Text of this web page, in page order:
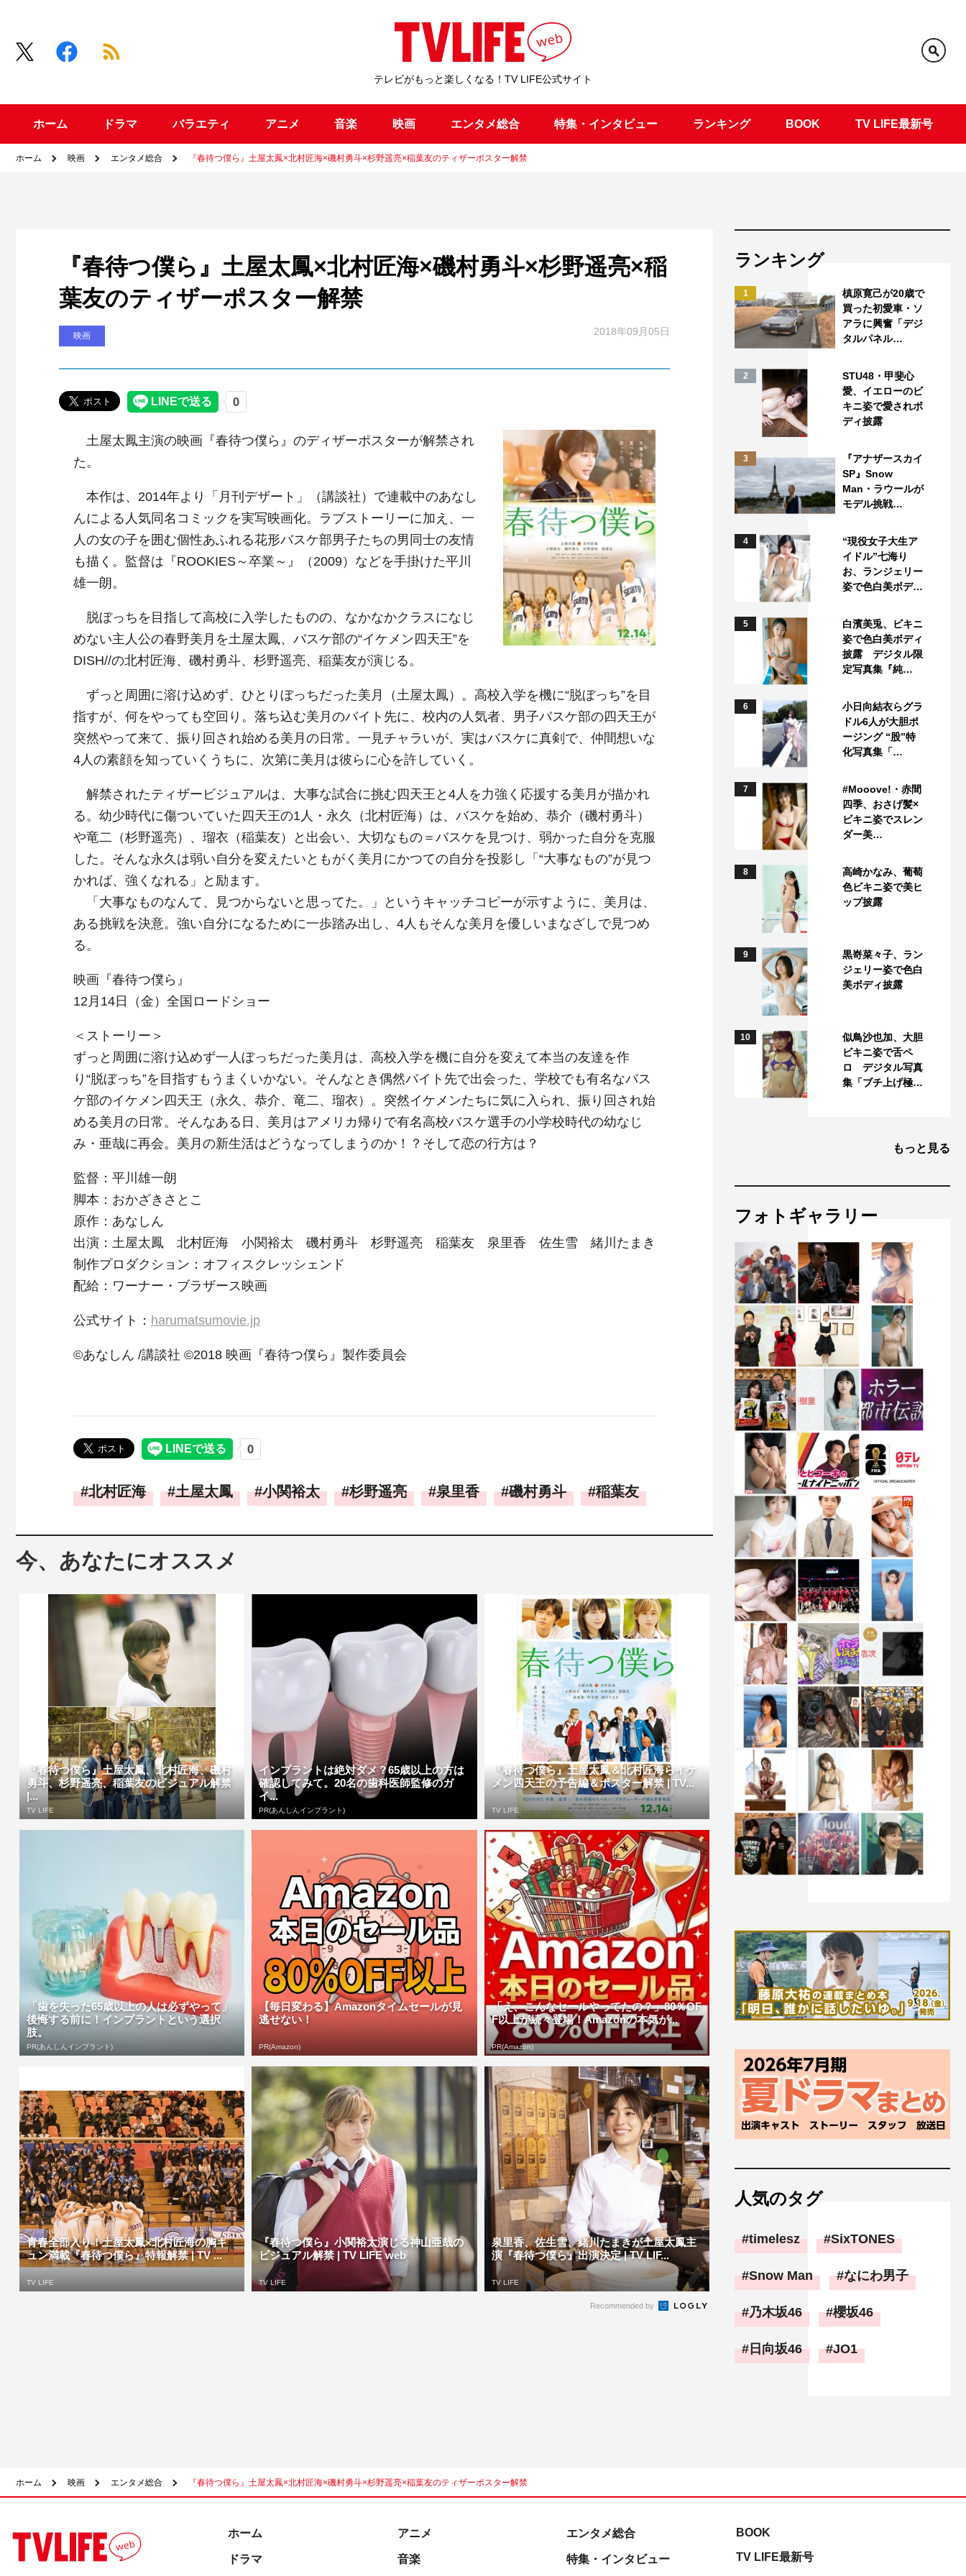
テレビがもっと楽しくなる！TV LIFE公式サイト
ホーム ドラマ バラエティ アニメ 音楽 映画 エンタメ総合 特集・インタビュー ランキング BOOK TV LIFE最新号
ホーム 映画 エンタメ総合 『春待つ僕ら』土屋太鳳×北村匠海×磯村勇斗×杉野遥亮×稲葉友のティザーポスター解禁
『春待つ僕ら』土屋太鳳×北村匠海×磯村勇斗×杉野遥亮×稲
葉友のティザーポスター解禁
映画 2018年09月05日
土屋太鳳主演の映画『春待つ僕ら』のディザーポスターが解禁され
た。
本作は、2014年より「月刊デザート」（講談社）で連載中のあなし
んによる人気同名コミックを実写映画化。ラブストーリーに加え、一
人の女の子を囲む個性あふれる花形バスケ部男子たちの男同士の友情
も描く。監督は『ROOKIES～卒業～』（2009）などを手掛けた平川
雄一朗。
脱ぼっちを目指して高校に入学したものの、なかなかクラスになじ
めない主人公の春野美月を土屋太鳳、バスケ部の“イケメン四天王”を
DISH//の北村匠海、磯村勇斗、杉野遥亮、稲葉友が演じる。
ずっと周囲に溶け込めず、ひとりぼっちだった美月（土屋太鳳）。高校入学を機に“脱ぼっち”を目
指すが、何をやっても空回り。落ち込む美月のバイト先に、校内の人気者、男子バスケ部の四天王が
突然やって来て、振り回され始める美月の日常。一見チャラいが、実はバスケに真剣で、仲間想いな
4人の素顔を知っていくうちに、次第に美月は彼らに心を許していく。
解禁されたティザービジュアルは、大事な試合に挑む四天王と4人を力強く応援する美月が描かれ
る。幼少時代に傷ついていた四天王の1人・永久（北村匠海）は、バスケを始め、恭介（磯村勇斗）
や竜二（杉野遥亮）、瑠衣（稲葉友）と出会い、大切なもの＝バスケを見つけ、弱かった自分を克服
した。そんな永久は弱い自分を変えたいともがく美月にかつての自分を投影し「“大事なもの”が見つ
かれば、強くなれる」と励ます。
「大事なものなんて、見つからないと思ってた。」というキャッチコピーが示すように、美月は、
ある挑戦を決意。強い自分になるために一歩踏み出し、4人もそんな美月を優しいまなざしで見つめ
る。
映画『春待つ僕ら』
12月14日（金）全国ロードショー
＜ストーリー＞
ずっと周囲に溶け込めず一人ぼっちだった美月は、高校入学を機に自分を変えて本当の友達を作
り“脱ぼっち”を目指すもうまくいかない。そんなとき偶然バイト先で出会った、学校でも有名なバス
ケ部のイケメン四天王（永久、恭介、竜二、瑠衣）。突然イケメンたちに気に入られ、振り回され始
める美月の日常。そんなある日、美月はアメリカ帰りで有名高校バスケ選手の小学校時代の幼なじ
み・亜哉に再会。美月の新生活はどうなってしまうのか！？そして恋の行方は？
監督：平川雄一朗
脚本：おかざきさとこ
原作：あなしん
出演：土屋太鳳 北村匠海 小関裕太 磯村勇斗 杉野遥亮 稲葉友 泉里香 佐生雪 緒川たまき
制作プロダクション：オフィスクレッシェンド
配給：ワーナー・ブラザース映画
公式サイト： harumatsumovie.jp
©あなしん /講談社 ©2018 映画『春待つ僕ら』製作委員会
北村匠海 土屋太鳳 小関裕太 杉野遥亮 泉里香 磯村勇斗 稲葉友
今、あなたにオススメ
『春待つ僕ら』土屋太鳳、北村匠海、磯村
勇斗、杉野遥亮、稲葉友のビジュアル解禁
|...
TV LIFE
インプラントは絶対ダメ？65歳以上の方は
確認してみて。20名の歯科医師監修のガ
イ...
PR(あんしんインプラント)
『春待つ僕ら』土屋太鳳＆北村匠海らイケ
メン四天王の予告編＆ポスター解禁 | TV...
TV LIFE
「歯を失った65歳以上の人は必ずやって」
後悔する前に！インプラントという選択
肢。
PR(あんしんインプラント)
【毎日変わる】Amazonタイムセールが見
逃せない！
PR(Amazon)
「え、こんなセールやってたの？」80％OF
F以上が続々登場！Amazonの本気が...
PR(Amazon)
青春全部入り！土屋太鳳×北村匠海の胸キ
ュン満載『春待つ僕ら』特報解禁 | TV ...
TV LIFE
『春待つ僕ら』小関裕太演じる神山亜哉の
ビジュアル解禁 | TV LIFE web
TV LIFE
泉里香、佐生雪、緒川たまきが土屋太鳳主
演『春待つ僕ら』出演決定 | TV LIF...
TV LIFE
Recommended by
ランキング
1
槙原寛己が20歳で
買った初愛車・ソ
アラに興奮「デジ
タルパネル…
2
STU48・甲斐心
愛、イエローのビ
キニ姿で愛されボ
ディ披露
3
『アナザースカイ
SP』Snow
Man・ラウールが
モデル挑戦…
4
“現役女子大生ア
イドル”七海り
お、ランジェリー
姿で色白美ボデ…
5
白濱美兎、ビキニ
姿で色白美ボディ
披露 デジタル限
定写真集『純…
6
小日向結衣らグラ
ドル6人が大胆ポ
ージング “股”特
化写真集「…
7
#Mooove!・赤間
四季、おさげ髪×
ビキニ姿でスレン
ダー美…
8
高崎かなみ、葡萄
色ビキニ姿で美ヒ
ップ披露
9
黒嵜菜々子、ラン
ジェリー姿で色白
美ボディ披露
10
似鳥沙也加、大胆
ビキニ姿で舌ペ
ロ デジタル写真
集「ブチ上げ極…
もっと見る
フォトギャラリー
人気のタグ
timelesz SixTONES
Snow Man なにわ男子
乃木坂46 櫻坂46
日向坂46 JO1
ホーム 映画 エンタメ総合 『春待つ僕ら』土屋太鳳×北村匠海×磯村勇斗×杉野遥亮×稲葉友のティザーポスター解禁
ホーム
ドラマ
アニメ
音楽
エンタメ総合
特集・インタビュー
BOOK
TV LIFE最新号